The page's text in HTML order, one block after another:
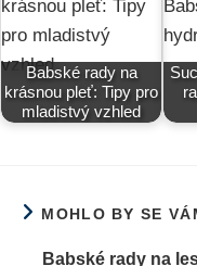
Babské rady na
krásnou pleť: Tipy pro
mladistvý vzhled
MOHLO BY SE
Babské rady na